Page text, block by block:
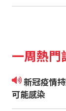
一周熱門
新冠疫情持續飆升 常見八大症狀 沒發燒也
可能感染